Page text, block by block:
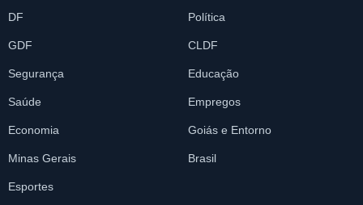
DF Política
GDF CLDF
Segurança Educação
Saúde Empregos
Economia Goiás e Entorno
Minas Gerais Brasil
Esportes